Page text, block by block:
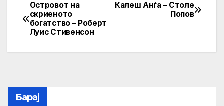
Post
navigation
Калеш Анѓа – Столе
Попов
Островот на
скриеното
богатство – Роберт
Луис Стивенсон
Барај